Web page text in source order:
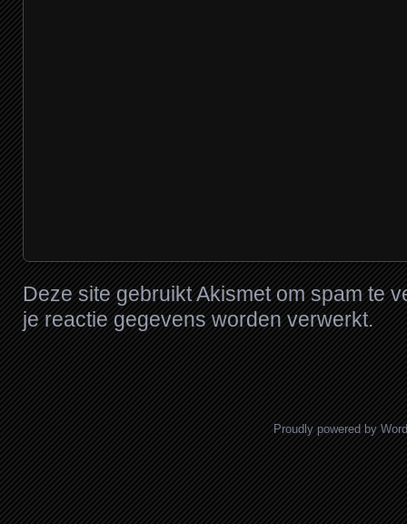
Deze site gebruikt Akismet om spam te
je reactie gegevens worden verwerkt.
Proudly powered by